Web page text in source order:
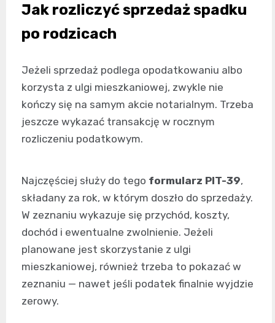
Jak rozliczyć sprzedaż spadku
po rodzicach
Jeżeli sprzedaż podlega opodatkowaniu albo
korzysta z ulgi mieszkaniowej, zwykle nie
kończy się na samym akcie notarialnym. Trzeba
jeszcze wykazać transakcję w rocznym
rozliczeniu podatkowym.
Najczęściej służy do tego formularz PIT-39,
składany za rok, w którym doszło do sprzedaży.
W zeznaniu wykazuje się przychód, koszty,
dochód i ewentualne zwolnienie. Jeżeli
planowane jest skorzystanie z ulgi
mieszkaniowej, również trzeba to pokazać w
zeznaniu — nawet jeśli podatek finalnie wyjdzie
zerowy.